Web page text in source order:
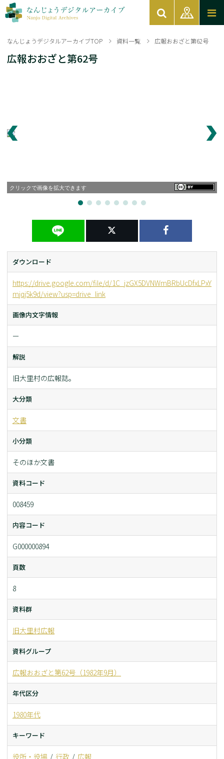
なんじょうデジタルアーカイブTOP 資料一覧 広報おおざと第62号
広報おおざと第62号
クリックで画像を拡大できます
ダウンロード
https://drive.google.com/file/d/1C_jzGX5DVNWmBRbUcDfxLPxY
mjqj5k9d/view?usp=drive_link
画像内文字情報
ー
解説
旧大里村の広報誌。
大分類
文書
小分類
そのほか文書
資料コード
008459
内容コード
G000000894
頁数
8
資料群
旧大里村広報
資料グループ
広報おおざと第62号（1982年9月）
年代区分
1980年代
キーワード
役所・役場 行政 広報